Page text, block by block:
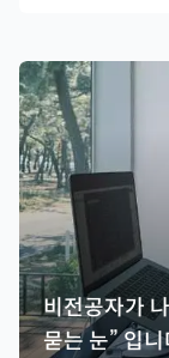
비전공자가
묻는 눈” 입